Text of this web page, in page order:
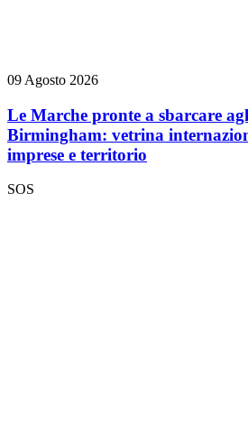
09 Agosto 2026
Le Marche pronte a sbarcare
Birmingham: vetrina
imprese e territorio
SOS